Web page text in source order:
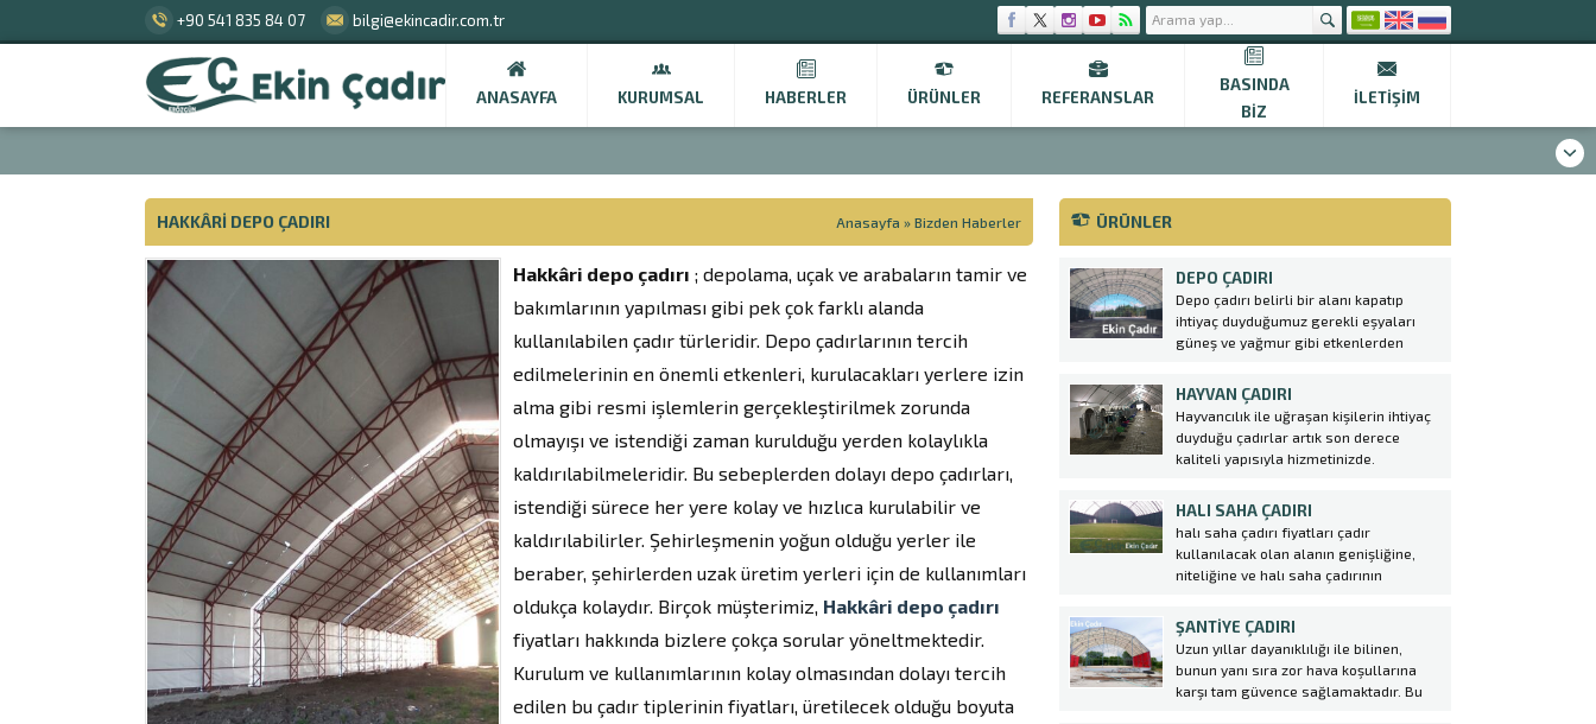
+90 541 835 84 07 bilgi@ekincadir.com.tr
ANASAYFA KURUMSAL HABERLER ÜRÜNLER REFERANSLAR
BASINDA
BIZ
İLETIŞIM
HAKKÂRI DEPO ÇADIRI Anasayfa » Bizden Haberler
Hakkâri depo çadırı ; depolama, uçak ve arabaların tamir ve
bakımlarının yapılması gibi pek çok farklı alanda
kullanılabilen çadır türleridir. Depo çadırlarının tercih
edilmelerinin en önemli etkenleri, kurulacakları yerlere izin
alma gibi resmi işlemlerin gerçekleştirilmek zorunda
olmayışı ve istendiği zaman kurulduğu yerden kolaylıkla
kaldırılabilmeleridir. Bu sebeplerden dolayı depo çadırları,
istendiği sürece her yere kolay ve hızlıca kurulabilir ve
kaldırılabilirler. Şehirleşmenin yoğun olduğu yerler ile
beraber, şehirlerden uzak üretim yerleri için de kullanımları
oldukça kolaydır. Birçok müşterimiz, Hakkâri depo çadırı
fiyatları hakkında bizlere çokça sorular yöneltmektedir.
Kurulum ve kullanımlarının kolay olmasından dolayı tercih
edilen bu çadır tiplerinin fiyatları, üretilecek olduğu boyuta
ÜRÜNLER
DEPO ÇADIRI
Depo çadırı belirli bir alanı kapatıp
ihtiyaç duyduğumuz gerekli eşyaları
güneş ve yağmur gibi etkenlerden
sistemidir. Betonarme yapıların aksine
daha hızlı kurulum ve maliyetsiz bir
sistemdir. Betonarme yapılar günümüz
şartlarında çok prosedür gerektiren
yapılardır....
HAYVAN ÇADIRI
Hayvancılık ile uğraşan kişilerin ihtiyaç
duyduğu çadırlar artık son derece
kaliteli yapısıyla hizmetinizde.
imal edilmiş, kaliteli ve dayanıklı
şekilde üretilerek piyasaya
sunulmuştur. Ekin çadır olarak her
zaman yenilikçi tasamı ve güvenilir
markasıyla bir...
HALI SAHA ÇADIRI
halı saha çadırı fiyatları çadır
kullanılacak olan alanın genişliğine,
niteliğine ve halı saha çadırının
göstermektedir. Firmamız tarafından
üretilen halı saha çadırları hem gece
hem de gündüz aktiviteleri için engel
teşkil etmemektedir. Çadırlar
uygulanırken iskelet sistemi üzerine...
ŞANTIYE ÇADIRI
Uzun yıllar dayanıklılığı ile bilinen,
bunun yanı sıra zor hava koşullarına
karşı tam güvence sağlamaktadır. Bu